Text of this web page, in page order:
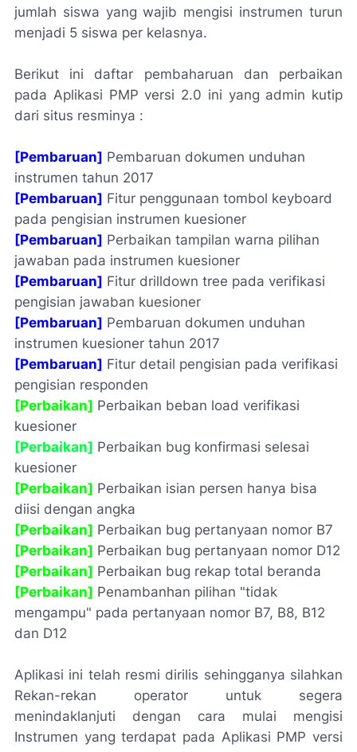
jumlah siswa yang wajib mengisi instrumen turun
menjadi 5 siswa per kelasnya.
Berikut ini daftar pembaharuan dan perbaikan
pada Aplikasi PMP versi 2.0 ini yang admin kutip
dari situs resminya :
[Pembaruan] Pembaruan dokumen unduhan
instrumen tahun 2017
[Pembaruan] Fitur penggunaan tombol keyboard
pada pengisian instrumen kuesioner
[Pembaruan] Perbaikan tampilan warna pilihan
jawaban pada instrumen kuesioner
[Pembaruan] Fitur drilldown tree pada verifikasi
pengisian jawaban kuesioner
[Pembaruan] Pembaruan dokumen unduhan
instrumen kuesioner tahun 2017
[Pembaruan] Fitur detail pengisian pada verifikasi
pengisian responden
[Perbaikan] Perbaikan beban load verifikasi
kuesioner
[Perbaikan] Perbaikan bug konfirmasi selesai
kuesioner
[Perbaikan] Perbaikan isian persen hanya bisa
diisi dengan angka
[Perbaikan] Perbaikan bug pertanyaan nomor B7
[Perbaikan] Perbaikan bug pertanyaan nomor D12
[Perbaikan] Perbaikan bug rekap total beranda
[Perbaikan] Penambanhan pilihan "tidak
mengampu" pada pertanyaan nomor B7, B8, B12
dan D12
Aplikasi ini telah resmi dirilis sehingganya silahkan
Rekan-rekan operator untuk segera
menindaklanjuti dengan cara mulai mengisi
Instrumen yang terdapat pada Aplikasi PMP versi